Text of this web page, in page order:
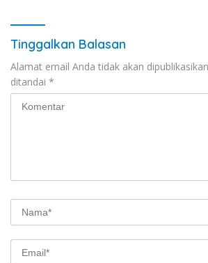
Tinggalkan Balasan
Alamat email Anda tidak akan
ditandai *